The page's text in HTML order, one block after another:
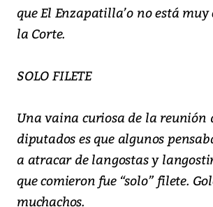
que El Enzapatilla’o no está
la Corte.
SOLO FILETE
Una vaina curiosa de la reunión
diputados es que algunos
a atracar de langostas y
que comieron fue “solo” filete.
muchachos.